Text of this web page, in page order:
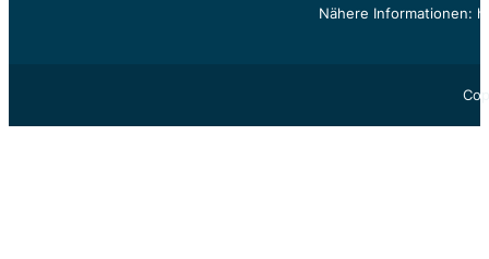
Nähere Informationen: